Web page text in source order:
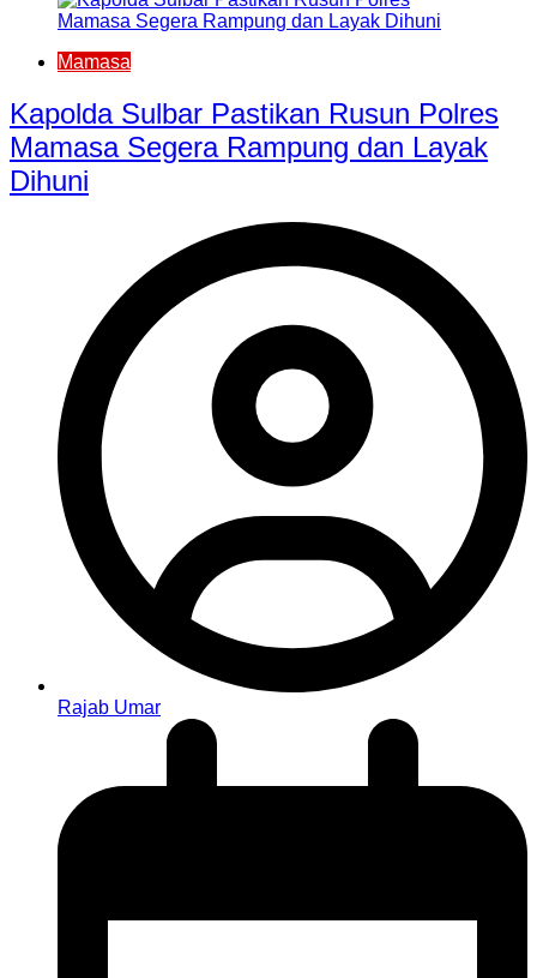
Mamasa
Kapolda Sulbar Pastikan Rusun Polres
Mamasa Segera Rampung dan Layak
Dihuni
Rajab Umar